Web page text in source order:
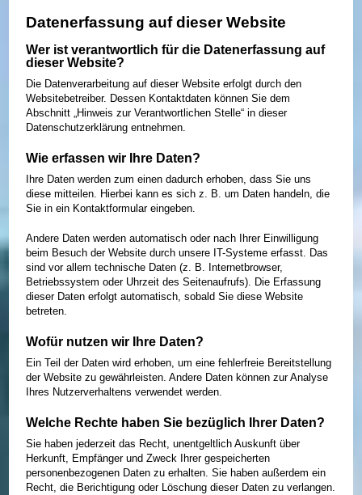
Datenerfassung auf dieser Website
Wer ist verantwortlich für die Datenerfassung auf
dieser Website?
Die Datenverarbeitung auf dieser Website erfolgt durch den
Websitebetreiber. Dessen Kontaktdaten können Sie dem
Abschnitt „Hinweis zur Verantwortlichen Stelle“ in dieser
Datenschutzerklärung entnehmen.
Wie erfassen wir Ihre Daten?
Ihre Daten werden zum einen dadurch erhoben, dass Sie uns
diese mitteilen. Hierbei kann es sich z. B. um Daten handeln, die
Sie in ein Kontaktformular eingeben.
Andere Daten werden automatisch oder nach Ihrer Einwilligung
beim Besuch der Website durch unsere IT-Systeme erfasst. Das
sind vor allem technische Daten (z. B. Internetbrowser,
Betriebssystem oder Uhrzeit des Seitenaufrufs). Die Erfassung
dieser Daten erfolgt automatisch, sobald Sie diese Website
betreten.
Wofür nutzen wir Ihre Daten?
Ein Teil der Daten wird erhoben, um eine fehlerfreie Bereitstellung
der Website zu gewährleisten. Andere Daten können zur Analyse
Ihres Nutzerverhaltens verwendet werden.
Welche Rechte haben Sie bezüglich Ihrer Daten?
Sie haben jederzeit das Recht, unentgeltlich Auskunft über
Herkunft, Empfänger und Zweck Ihrer gespeicherten
personenbezogenen Daten zu erhalten. Sie haben außerdem ein
Recht, die Berichtigung oder Löschung dieser Daten zu verlangen.